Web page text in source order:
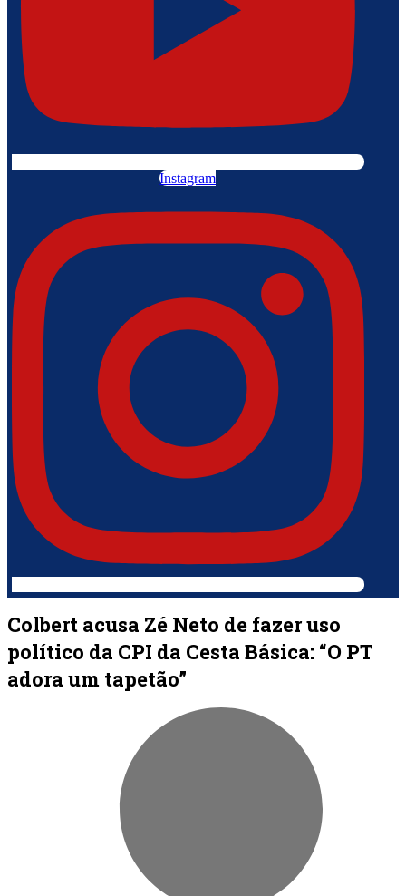
Instagram
Colbert acusa Zé Neto de fazer uso
político da CPI da Cesta Básica: “O PT
adora um tapetão”